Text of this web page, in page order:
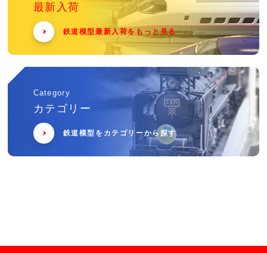
最新入荷
鉄道模型最新入荷をもっと見る
Category
カテゴリー
鉄道模型をカテゴリーから探す